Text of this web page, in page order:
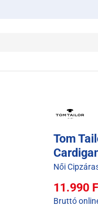
Tom
Női
11.990
Bruttó